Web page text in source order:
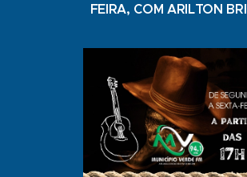
FEIRA, COM ARILTON